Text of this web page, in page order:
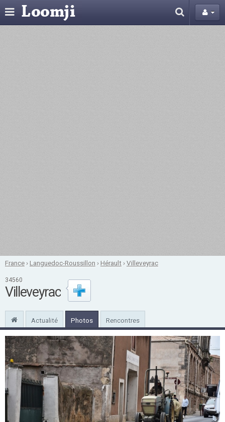
France ›Languedoc-Roussillon ›Hérault ›Villeveyrac
34560
Villeveyrac
Actualité Photos Rencontres